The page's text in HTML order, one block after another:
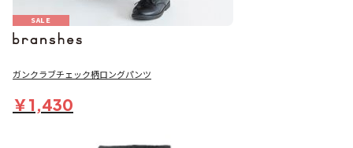
SALE
ガンクラブチェック柄ロングパンツ
￥1,430